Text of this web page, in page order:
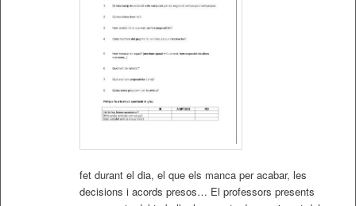
fet durant el dia, el que els manca per acabar, les
decisions i acords presos… El professors presents